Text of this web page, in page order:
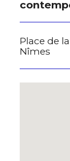
Place de
Nîmes